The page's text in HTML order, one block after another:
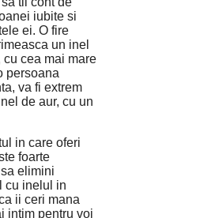
iubite si
ei. O fire
un inel
cea mai mare
persoana
va fi extrem
de aur, cu un
in care oferi
foarte
elimini
cu inelul in
ii ceri mana
intim pentru voi